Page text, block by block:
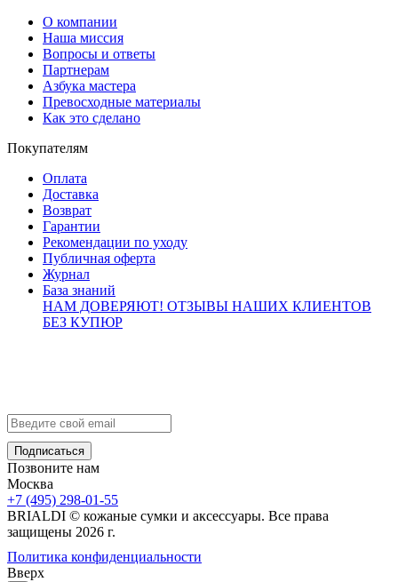
О компании
Наша миссия
Вопросы и ответы
Партнерам
Азбука мастера
Превосходные материалы
Как это сделано
Покупателям
Оплата
Доставка
Возврат
Гарантии
Рекомендации по уходу
Публичная оферта
Журнал
База знаний
НАМ ДОВЕРЯЮТ! ОТЗЫВЫ НАШИХ КЛИЕНТОВ
БЕЗ КУПЮР
Позвоните нам
Москва
+7 (495) 298-01-55
BRIALDI © кожаные сумки и аксессуары. Все права
защищены 2026 г.
Политика конфиденциальности
Вверх